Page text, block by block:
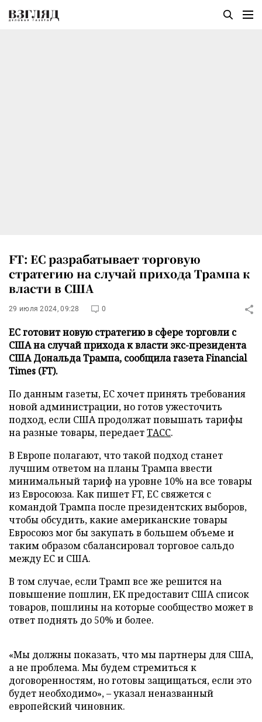
FT: ЕС разрабатывает торговую
стратегию на случай прихода Трампа к
власти в США
29 июля 2024, 09:28 0
ЕС готовит новую стратегию в сфере торговли с
США на случай прихода к власти экс-президента
США Дональда Трампа, сообщила газета Financial
Times (FT).
По данным газеты, ЕС хочет принять требования
новой администрации, но готов ужесточить
подход, если США продолжат повышать тарифы
на разные товары, передаетТАСС.
В Европе полагают, что такой подход станет
лучшим ответом на планы Трампа ввести
минимальный тариф на уровне 10% на все товары
из Евросоюза. Как пишет FT, ЕС свяжется с
командой Трампа после президентских выборов,
чтобы обсудить, какие американские товары
Евросоюз мог бы закупать в большем объеме и
таким образом сбалансировал торговое сальдо
между ЕС и США.
В том случае, если Трамп все же решится на
повышение пошлин, ЕК предоставит США список
товаров, пошлины на которые сообщество может в
ответ поднять до 50% и более.
«Мы должны показать, что мы партнеры для США,
а не проблема. Мы будем стремиться к
договоренностям, но готовы защищаться, если это
будет необходимо», – указал неназванный
европейский чиновник.